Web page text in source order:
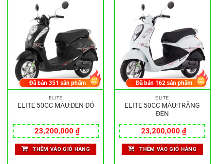
ELITE
ELITE 50CC MÀU:ĐEN ĐỎ
23,200,000 ₫
Đã bán351 sản phẩm
THÊM VÀO GIỎ HÀNG
ELITE
ELITE 50CC MÀU:TRẮNG
ĐEN
23,200,000 ₫
Đã bán 162 sản phẩm
THÊM VÀO GIỎ HÀNG